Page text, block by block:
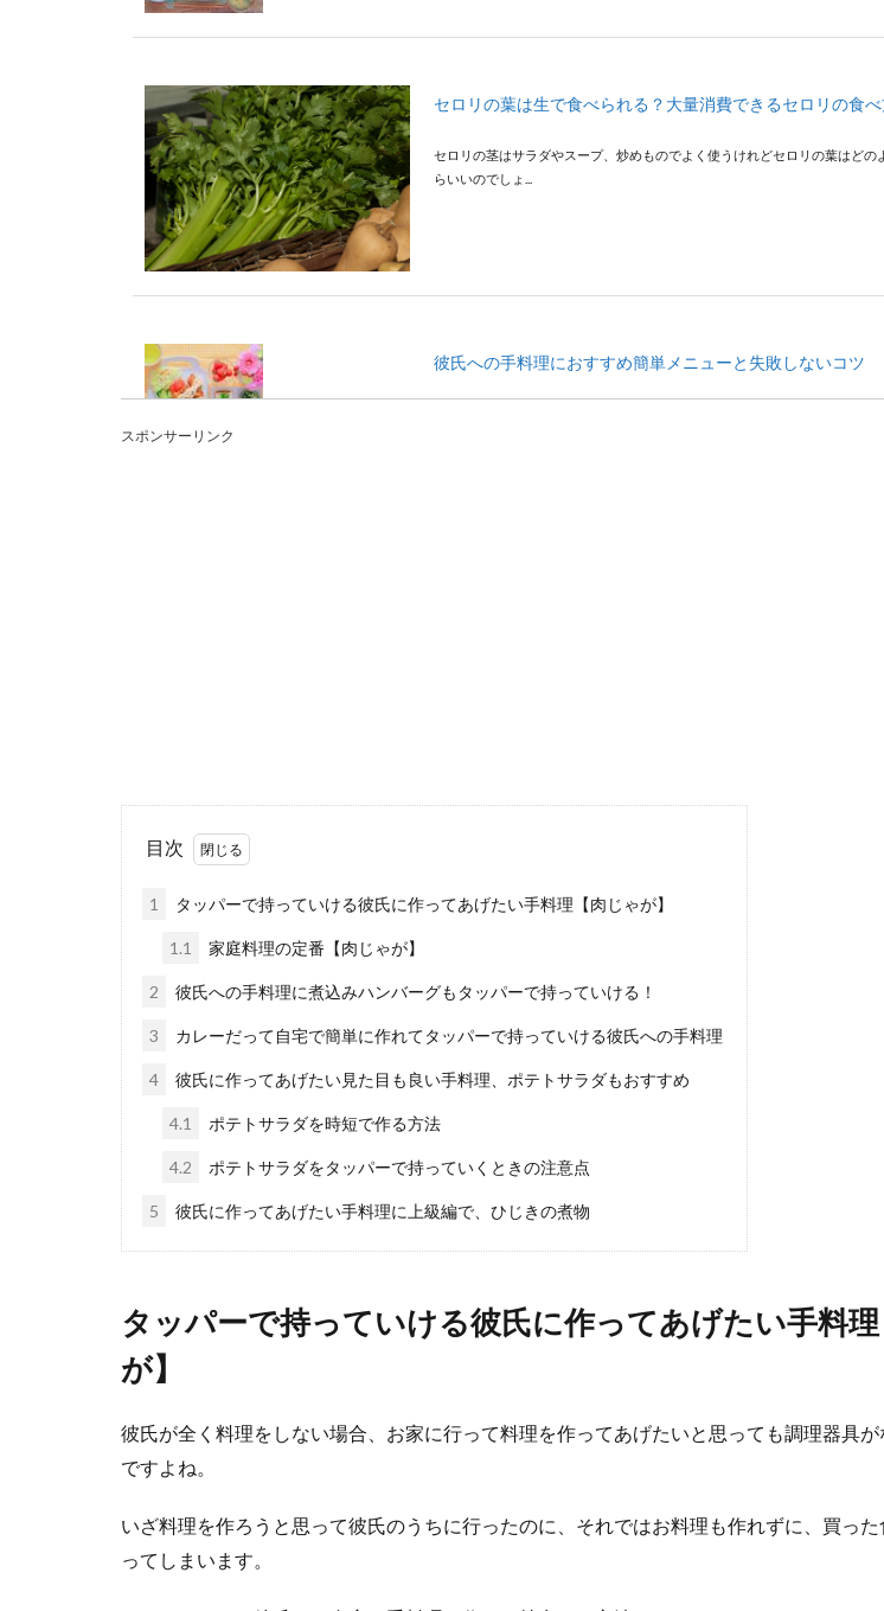
セロリの葉は生で食べられる？大量消費できるセロリの食
セロリの茎はサラダやスープ、炒めものでよく使うけれどセロリの葉はどの
らいいのでしょ...
彼氏への手料理におすすめ簡単メニューと失敗しないコツ
料理が上手い女になって好きな人の心を掴む！料理上手にな
「料理が上手い女性は男性にモテる」という話を聞いた事がある女性もいる
彼氏に作ってあげたい和食料理！献立の立て方と男が喜ぶ和
一人暮らしをしている彼氏に心のこもった手料理を作ってあげたいと考えて
一人暮らしをしている男性の中には、料理に挑戦してみようと考えている人
スポンサーリンク
目次
1 タッパーで持っていける彼氏に作ってあげたい手料理【肉じゃが】
1.1 家庭料理の定番【肉じゃが】
2 彼氏への手料理に煮込みハンバーグもタッパーで持っていける！
3 カレーだって自宅で簡単に作れてタッパーで持っていける彼氏への手料理
4 彼氏に作ってあげたい見た目も良い手料理、ポテトサラダもおすすめ
4.1 ポテトサラダを時短で作る方法
4.2 ポテトサラダをタッパーで持っていくときの注意点
5 彼氏に作ってあげたい手料理に上級編で、ひじきの煮物
タッパーで持っていける彼氏に作ってあげたい手料
が】
彼氏が全く料理をしない場合、お家に行って料理を作ってあげたいと思っても調理器具
ですよね。
いざ料理を作ろうと思って彼氏のうちに行ったのに、それではお料理も作れずに、買っ
ってしまいます。